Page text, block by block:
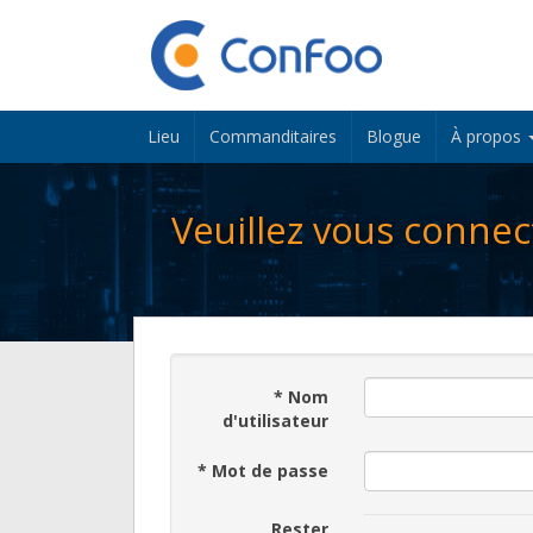
Lieu Commanditaires Blogue À propos
Veuillez vous
* Nom
d'utilisateur
* Mot de passe